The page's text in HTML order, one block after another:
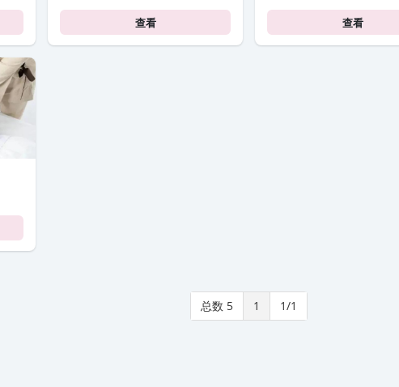
查看 查看
总数 5 1 1/1